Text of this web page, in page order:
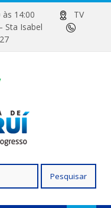
às 14:00
TV
– Sta Isabel